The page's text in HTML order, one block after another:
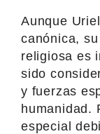
Aunque
canónica,
religiosa es
sido
y fuerzas
humanidad.
especial